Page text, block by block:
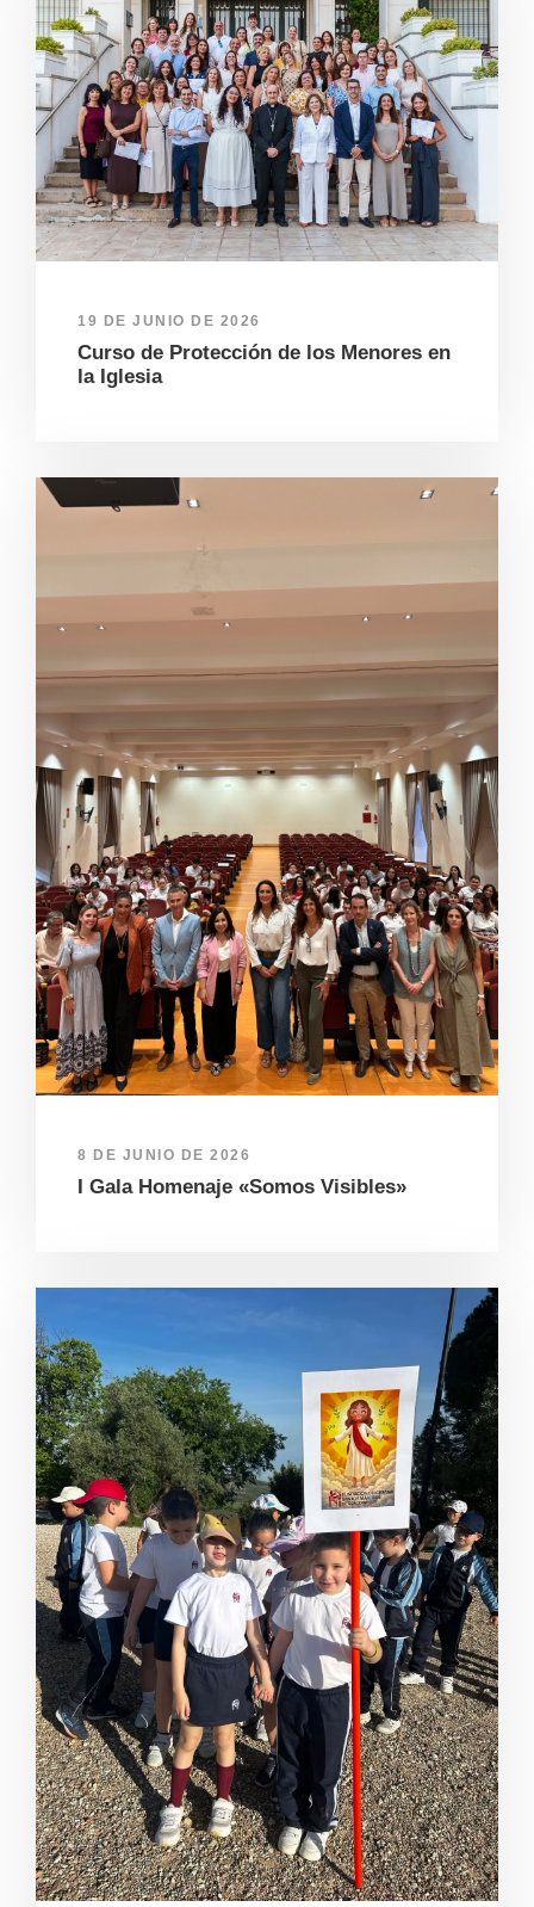
19 DE JUNIO DE 2026
Curso de Protección de los Menores en
la Iglesia
8 DE JUNIO DE 2026
I Gala Homenaje «Somos Visibles»